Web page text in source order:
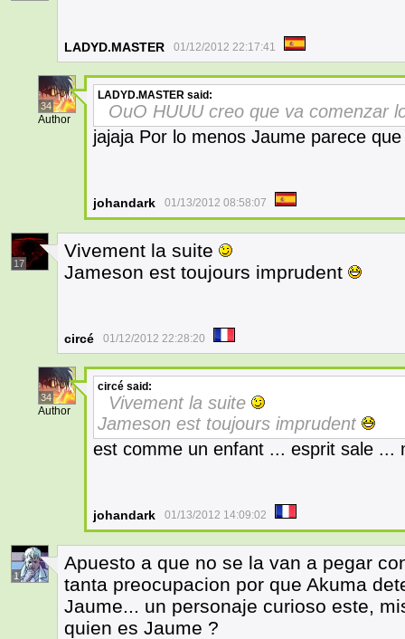
LADYD.MASTER 01/12/2012 22:17:41
34
Author
LADYD.MASTER said:
OuO HUUU creo que va comenzar
jajaja Por lo menos Jaume parece
johandark 01/13/2012 08:58:07
17
Vivement la suite
Jameson est toujours imprudent
circé 01/12/2012 22:28:20
34
Author
circé said:
Vivement la suite
Jameson est toujours imprudent
est comme un enfant ... esprit sale ...
johandark 01/13/2012 14:09:02
1
Apuesto a que no se la van a pegar
tanta preocupacion por que Akuma
Jaume... un personaje curioso este,
quien es Jaume ?